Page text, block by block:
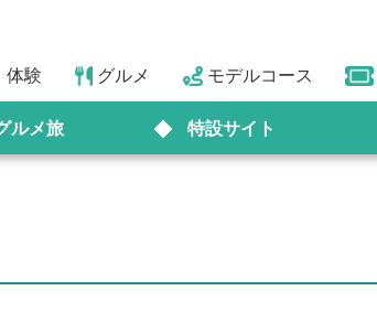
体験 グルメ モデルコース
ルメ旅 特設サイト